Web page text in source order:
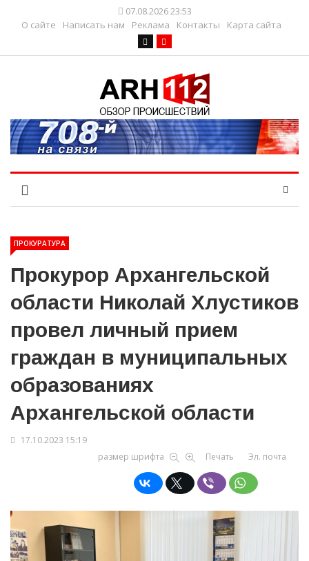
07.08.2026 23:53
О сайте
Написать нам Реклама Контакты Карта сайта
ПРОКУРАТУРА
Прокурор Архангельской
области Николай Хлустиков
провел личный прием
граждан в муниципальных
образованиях
Архангельской области
17.10.2023 15:19
размер шрифта
Печать Эл. почта